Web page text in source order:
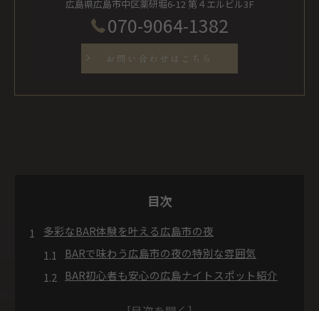
広島県広島市中区薬研堀6-12 第４エルビル3F
070-9064-1382
お問い合わせはこちら
目次
多彩なBAR体験を叶える広島市の夜
BARで味わう広島市の夜の特別な雰囲気
BAR初心者も安心の広島ナイトスポット紹介